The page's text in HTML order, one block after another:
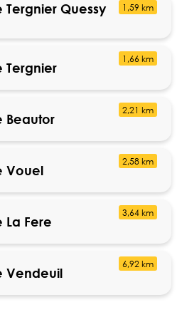
Tergnier Quessy
1,59 km
Tergnier
1,66 km
Beautor
2,21 km
Vouel
2,58 km
La Fere
3,64 km
Vendeuil
6,92 km